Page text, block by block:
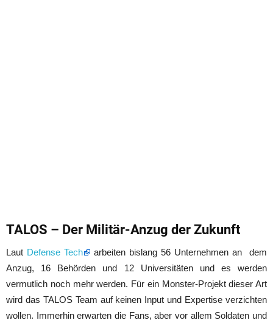
TALOS – Der Militär-Anzug der Zukunft
Laut Defense Tech
arbeiten bislang 56 Unternehmen an dem
Anzug, 16 Behörden und 12 Universitäten und es werden
vermutlich noch mehr werden. Für ein Monster-Projekt dieser Art
wird das TALOS Team auf keinen Input und Expertise verzichten
wollen. Immerhin erwarten die Fans, aber vor allem Soldaten und